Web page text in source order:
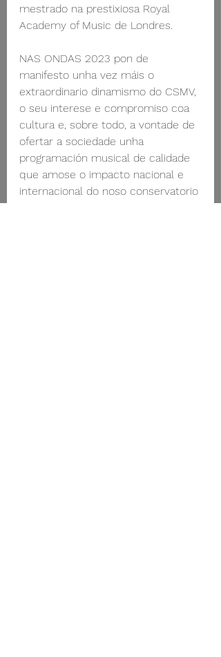
mestrado na prestixiosa Royal
Academy of Music de Londres.
NAS ONDAS 2023 pon de
manifesto unha vez máis o
extraordinario dinamismo do CSMV,
o seu interese e compromiso coa
cultura e, sobre todo, a vontade de
ofertar a sociedade unha
programación musical de calidade
que amose o impacto nacional e
internacional do noso conservatorio